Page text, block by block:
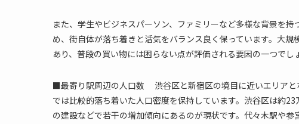
また、学生やビジネスパーソン、ファミリーなど多様な背景を
め、街自体が落ち着きと活気をバランス良く保っています。大
あり、普段の買い物には困らない点が評価される要因の一つでし
■最寄り駅周辺の人口数 渋谷区と新宿区の境目に近いエリアと
では比較的落ち着いた人口密度を保持しています。渋谷区は約
の建設などで若干の増加傾向にあるのが現状です。代々木駅や